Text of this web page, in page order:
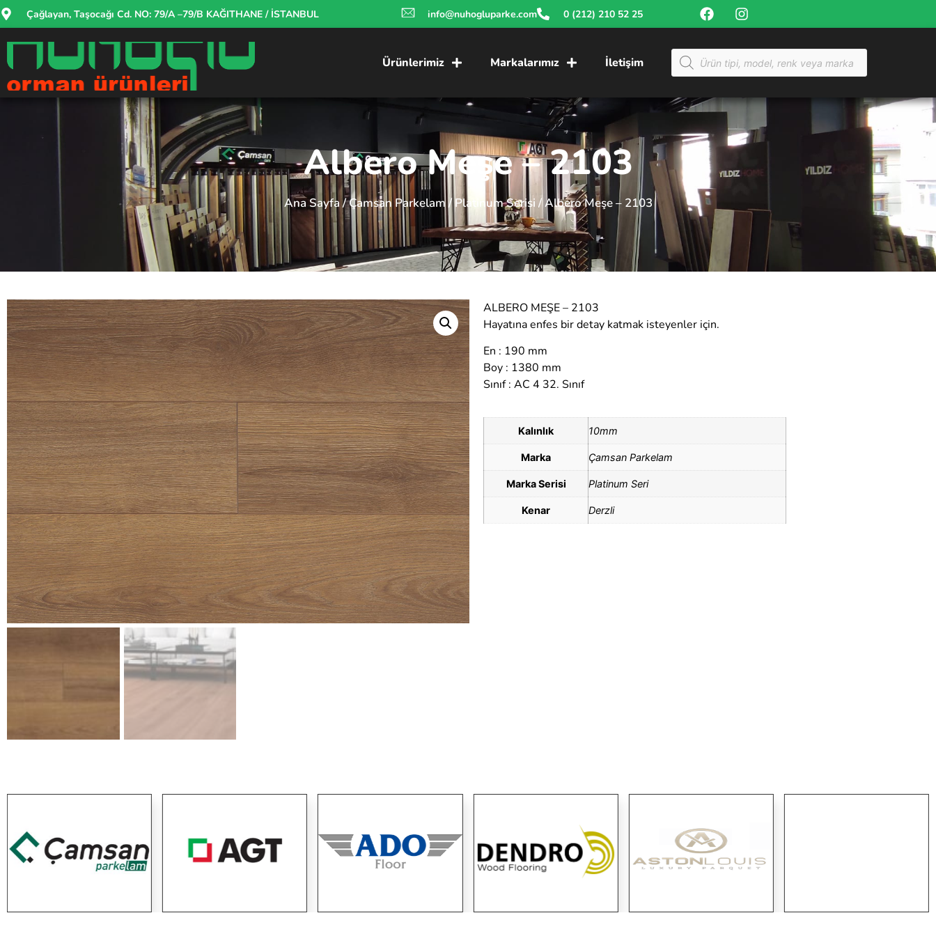
Çağlayan, Taşocağı Cd. NO: 79/A –79/B KAĞITHANE / İSTANBUL info@nuhogluparke.com 0 (212) 210 52 25
Ürünlerimiz Markalarımız İletişim
Albero Meşe – 2103
Ana Sayfa/Çamsan Parkelam/Platinum Serisi / Albero Meşe – 2103
ALBERO MEŞE – 2103
Hayatına enfes bir detay katmak isteyenler için.
En : 190 mm
Boy : 1380 mm
Sınıf : AC 4 32. Sınıf
Kalınlık 10mm
Marka Çamsan Parkelam
Marka Serisi Platinum Seri
Kenar Derzli